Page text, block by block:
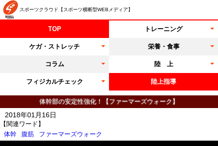
スポーツクラウド【スポーツ横断型WEBメディア】
TOP トレーニング
ケガ・ストレッチ 栄養・食事
コラム 陸 上
フィジカルチェック 陸上指導
体幹部の安定性強化！【ファーマーズウォーク】
【関連ワード】
体幹
腹筋 ファーマーズウォーク
2018年01月16日